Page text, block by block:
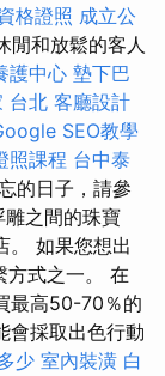
格證照 成立公
閒和放鬆的客人
護中心 墊下巴
台北 客廳設計
SEO教學
照課程 台中泰
的日子，請參
之間的珠寶
。 如果您想出
式之一。 在
最高50-70％的
會採取出色行動
少 室內裝潢 白